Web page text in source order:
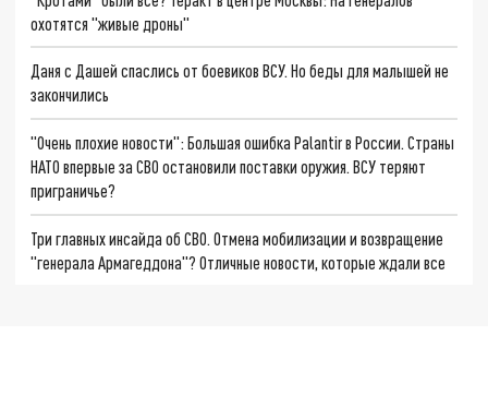
охотятся "живые дроны"
Даня с Дашей спаслись от боевиков ВСУ. Но беды для малышей не
закончились
"Очень плохие новости": Большая ошибка Palantir в России. Страны
НАТО впервые за СВО остановили поставки оружия. ВСУ теряют
приграничье?
Три главных инсайда об СВО. Отмена мобилизации и возвращение
"генерала Армагеддона"? Отличные новости, которые ждали все